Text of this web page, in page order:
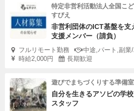
特定非営利活動法人全国こ
すびえ
非営利団体のICT基盤を支
支援メンバー（請負）
フルリモート勤務
中途,パート,副業
時給2,000円
長期歓迎
遊びでまちづくりする準備室
自分を生きるアソビの学
スタッフ